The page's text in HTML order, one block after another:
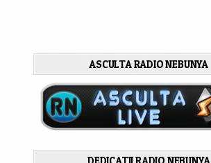
ASCULTA RADIO NEBUNYA